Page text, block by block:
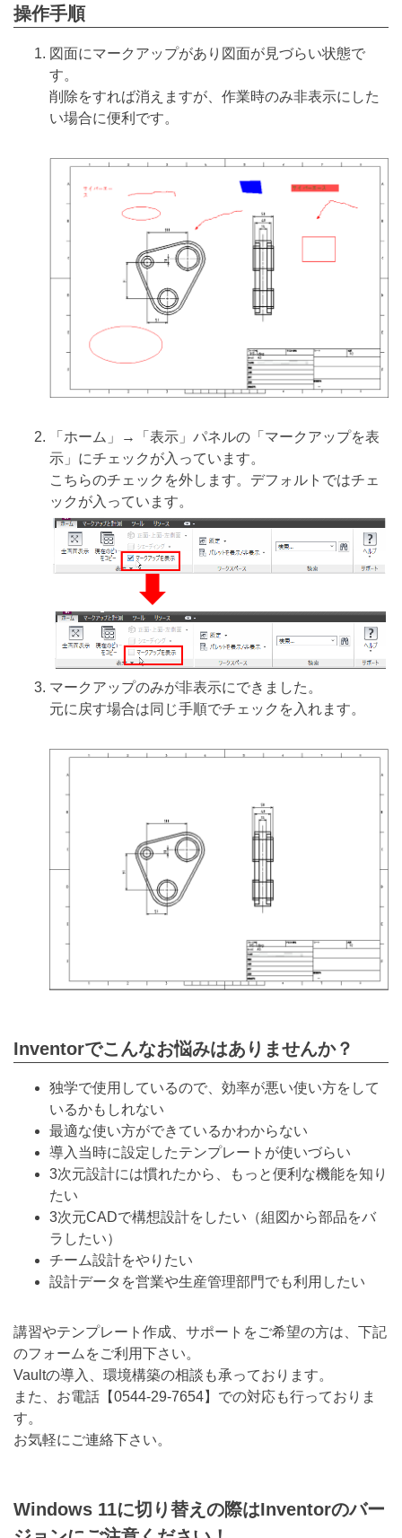
操作手順
図面にマークアップがあり図面が見づらい状態で
す。
削除をすれば消えますが、作業時のみ非表示にした
い場合に便利です。
「ホーム」→「表示」パネルの「マークアップを表
示」にチェックが入っています。
こちらのチェックを外します。デフォルトではチェ
ックが入っています。
マークアップのみが非表示にできました。
元に戻す場合は同じ手順でチェックを入れます。
Inventorでこんなお悩みはありませんか？
独学で使用しているので、効率が悪い使い方をして
いるかもしれない
最適な使い方ができているかわからない
導入当時に設定したテンプレートが使いづらい
3次元設計には慣れたから、もっと便利な機能を知り
たい
3次元CADで構想設計をしたい（組図から部品をバ
ラしたい）
チーム設計をやりたい
設計データを営業や生産管理部門でも利用したい
講習やテンプレート作成、サポートをご希望の方は、下記
のフォームをご利用下さい。
Vaultの導入、環境構築の相談も承っております。
また、お電話【0544-29-7654】での対応も行っておりま
す。
お気軽にご連絡下さい。
Windows 11に切り替えの際はInventorのバー